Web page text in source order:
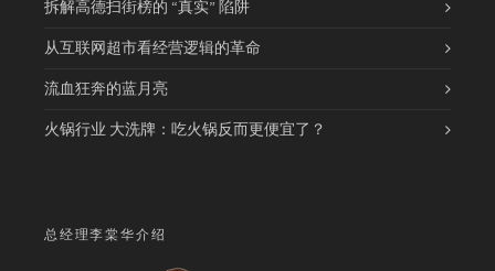
拆解高德扫街榜的 “真实” 陷阱
从互联网超市看经营逻辑的革命
流血狂奔的蓝月亮
火锅行业 大洗牌：吃火锅反而更便宜了？
总经理李棠华介绍